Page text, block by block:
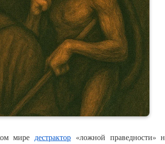
миредестрактор «ложной праведности»